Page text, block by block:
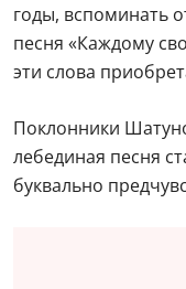
годы, вспоминать
песня «Каждому
эти слова
Поклонники
лебединая песня
буквально